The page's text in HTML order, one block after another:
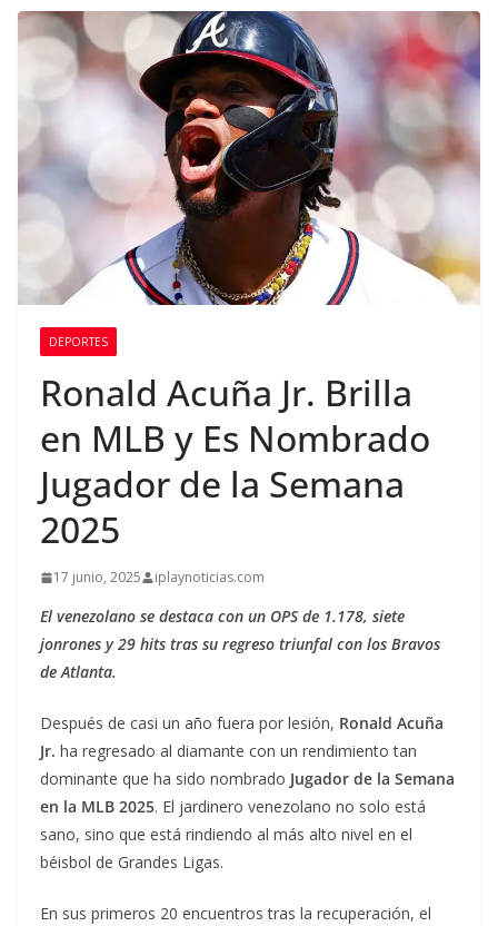
DEPORTES
Ronald Acuña Jr. Brilla
en MLB y Es Nombrado
Jugador de la Semana
2025
17 junio, 2025 iplaynoticias.com
El venezolano se destaca con un OPS de 1.178, siete
jonrones y 29 hits tras su regreso triunfal con los Bravos
de Atlanta.
Después de casi un año fuera por lesión, Ronald Acuña
Jr. ha regresado al diamante con un rendimiento tan
dominante que ha sido nombrado Jugador de la Semana
en la MLB 2025. El jardinero venezolano no solo está
sano, sino que está rindiendo al más alto nivel en el
béisbol de Grandes Ligas.
En sus primeros 20 encuentros tras la recuperación, el